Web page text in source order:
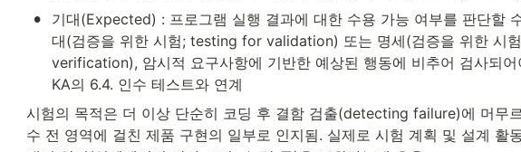
•
기대(Expected) : 프로그램 실행 결과에 대한 수용 가능 여부를 판단할
대(검증을 위한 시험; testing for validation) 또는 명세(검증을 위한 시
verification), 암시적 요구사항에 기반한 예상된 행동에 비추어 검사되
KA의 6.4. 인수 테스트와 연계
시험의 목적은 더 이상 단순히 코딩 후 결함 검출(detecting failure)에 머무
수 전 영역에 걸친 제품 구현의 일부로 인지됨. 실제로 시험 계획 및 설계 활